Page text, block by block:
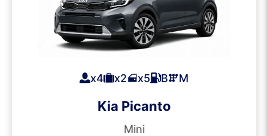
x4 x2 x5 B M
Kia Picanto
Mini